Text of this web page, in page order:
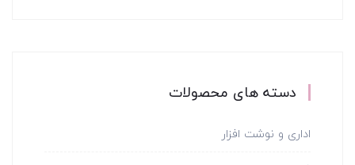
دسته های محصولات
اداری و نوشت افزار